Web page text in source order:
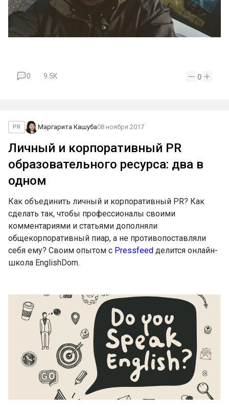
0 9.5K 0
PR Маргарита Кашуба08 ноября 2017
Личный и корпоративный PR
образовательного ресурса: два в
одном
Как объединить личный и корпоративный PR? Как
сделать так, чтобы профессионалы своими
комментариями и статьями дополняли
общекорпоративный пиар, а не противопоставляли
себя ему? Своим опытом с Pressfeed делится онлайн-
школа EnglishDom.